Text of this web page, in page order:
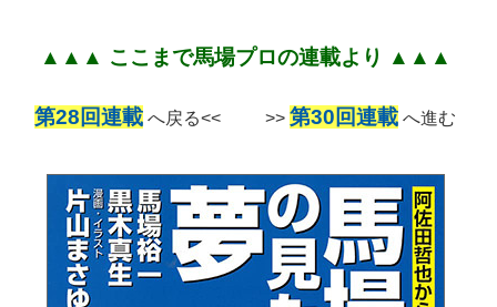
▲▲▲ ここまで馬場プロの連載より ▲▲▲
第28回連載 へ戻る<< >>第30回連載 へ進む